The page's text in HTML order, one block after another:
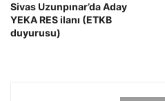
Sivas Uzunpınar’da Aday
YEKA RES ilanı (ETKB
duyurusu)